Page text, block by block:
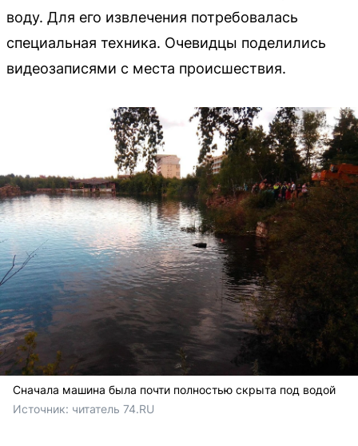
воду. Для его извлечения потребовалась
специальная техника. Очевидцы поделились
видеозаписями с места происшествия.
Сначала машина была почти полностью скрыта под водой
Источник: читатель 74.RU